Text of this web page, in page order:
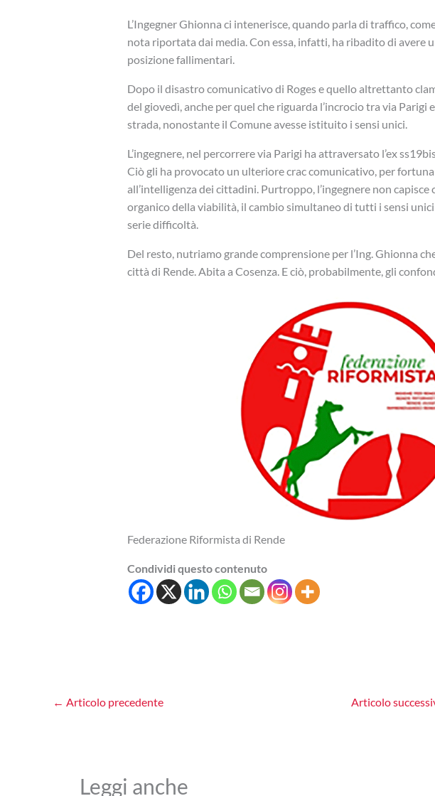
L’Ingegner Ghionna ci intenerisce, quando parla di traffico,
nota riportata dai media. Con essa, infatti, ha ribadito di avere
posizione fallimentari.
Dopo il disastro comunicativo di Roges e quello altrettanto
del giovedì, anche per quel che riguarda l’incrocio tra via
strada, nonostante il Comune avesse istituito i sensi unici.
L’ingegnere, nel percorrere via Parigi ha attraversato l’ex
Ciò gli ha provocato un ulteriore crac comunicativo, per
all’intelligenza dei cittadini. Purtroppo, l’ingegnere non capisce
organico della viabilità, il cambio simultaneo di tutti i sensi
serie difficoltà.
Del resto, nutriamo grande comprensione per l’Ing. Ghionna
città di Rende. Abita a Cosenza. E ciò, probabilmente, gli
Federazione Riformista di Rende
Condividi questo contenuto
← Articolo precedente Articolo
Leggi anche